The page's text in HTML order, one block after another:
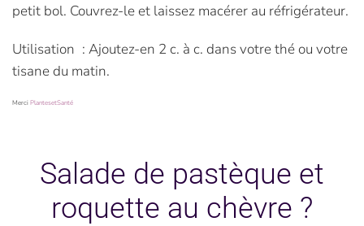
petit bol. Couvrez-le et laissez macérer au réfrigérateur.
Utilisation : Ajoutez-en 2 c. à c. dans votre thé ou votre
tisane du matin.
MerciPlantesetSanté
Salade de pastèque et
roquette au chèvre ?